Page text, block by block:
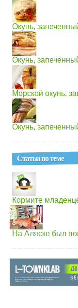
Окунь,
Окунь,
Морской окунь,
Окунь,
Статьи по теме
Кормите
На Аляске был